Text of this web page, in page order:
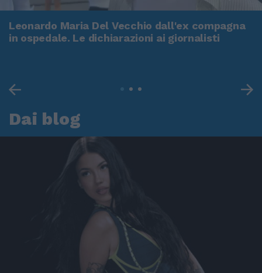
Leonardo Maria Del Vecchio dall'ex compagna
in ospedale. Le dichiarazioni ai giornalisti
Dai blog